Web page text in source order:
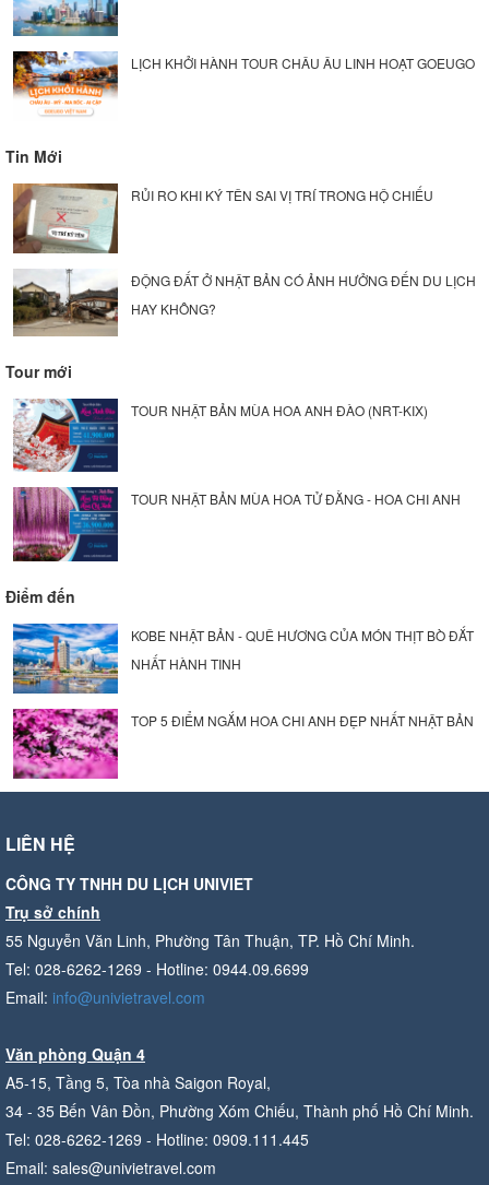
LỊCH KHỞI HÀNH TOUR CHÂU ÂU LINH HOẠT GOEUGO
Tin Mới
RỦI RO KHI KÝ TÊN SAI VỊ TRÍ TRONG HỘ CHIẾU
ĐỘNG ĐẤT Ở NHẬT BẢN CÓ ẢNH HƯỞNG ĐẾN DU LỊCH
HAY KHÔNG?
Tour mới
TOUR NHẬT BẢN MÙA HOA ANH ĐÀO (NRT-KIX)
TOUR NHẬT BẢN MÙA HOA TỬ ĐẰNG - HOA CHI ANH
Điểm đến
KOBE NHẬT BẢN - QUÊ HƯƠNG CỦA MÓN THỊT BÒ ĐẮT
NHẤT HÀNH TINH
TOP 5 ĐIỂM NGẮM HOA CHI ANH ĐẸP NHẤT NHẬT BẢN
LIÊN HỆ
CÔNG TY TNHH DU LỊCH UNIVIET
Trụ sở chính
55 Nguyễn Văn Linh, Phường Tân Thuận, TP. Hồ Chí Minh.
Tel: 028-6262-1269 - Hotline: 0944.09.6699
Email: info@univietravel.com
Văn phòng Quận 4
A5-15, Tầng 5, Tòa nhà Saigon Royal,
34 - 35 Bến Vân Đồn, Phường Xóm Chiếu, Thành phố Hồ Chí Minh.
Tel: 028-6262-1269 - Hotline: 0909.111.445
Email: sales@univietravel.com